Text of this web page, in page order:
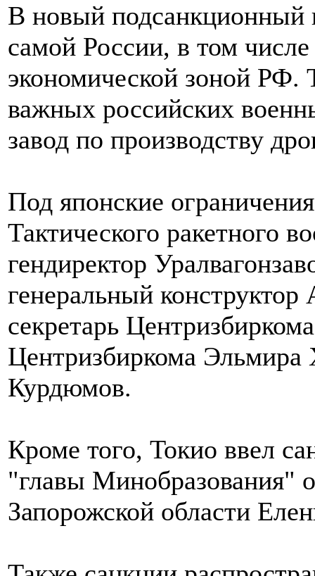
В новый подсанкционный
самой России, в том
экономической зоной РФ.
важных российских
завод по производству
Под японские
Тактического ракетного
гендиректор
генеральный
секретарь
Центризбиркома Эльмира
Курдюмов.
Кроме того, Токио ввел
"главы Минобразования"
Запорожской области